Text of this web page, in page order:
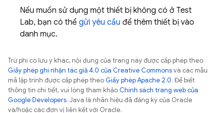
Nếu muốn sử dụng một thiết bị không có ở Test
Lab, bạn có thể gửi yêu cầu để thêm thiết bị vào
danh mục.
Trừ phi có lưu ý khác, nội dung của trang này được cấp phép theo
Giấy phép ghi nhận tác giả 4.0 của Creative Commonsvà các mẫu
mã lập trình được cấp phép theoGiấy phép Apache 2.0. Để biết
thông tin chi tiết, vui lòng tham khảoChính sách trang web của
Google Developers. Java là nhãn hiệu đã đăng ký của Oracle
và/hoặc các đơn vị liên kết với Oracle.